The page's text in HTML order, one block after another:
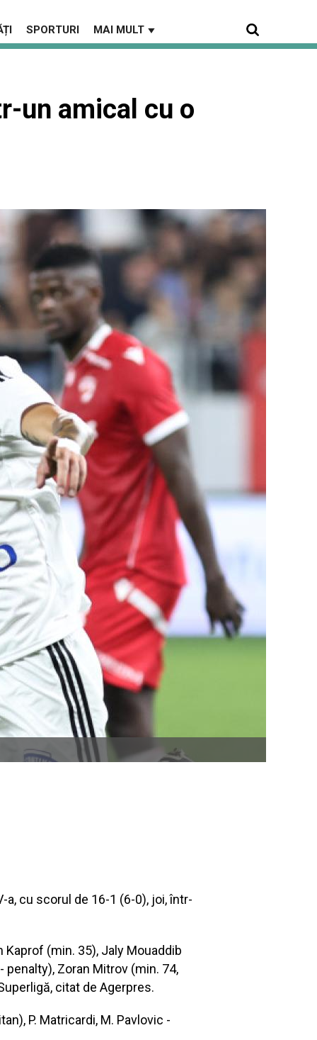
SPORTURI MAI MULT ▼
un amical cu o
a, cu scorul de 16-1 (6-0), joi, într-
Kaprof (min. 35), Jaly Mouaddib
penalty), Zoran Mitrov (min. 74,
citat de Agerpres.
P. Matricardi, M. Pavlovic -